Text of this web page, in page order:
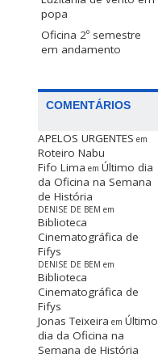
popa
Oficina 2º semestre
em andamento
COMENTÁRIOS
APELOS URGENTES em
Roteiro Nabu
Fifo Lima em Último dia
da Oficina na Semana
de História
DENISE DE BEM em
Biblioteca
Cinematográfica de
Fifys
DENISE DE BEM em
Biblioteca
Cinematográfica de
Fifys
Jonas Teixeira em Último
dia da Oficina na
Semana de História